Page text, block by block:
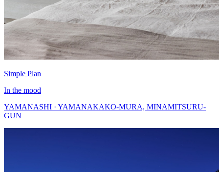
Simple Plan
In the mood
YAMANASHI · YAMANAKAKO-MURA, MINAMITSURU-
GUN